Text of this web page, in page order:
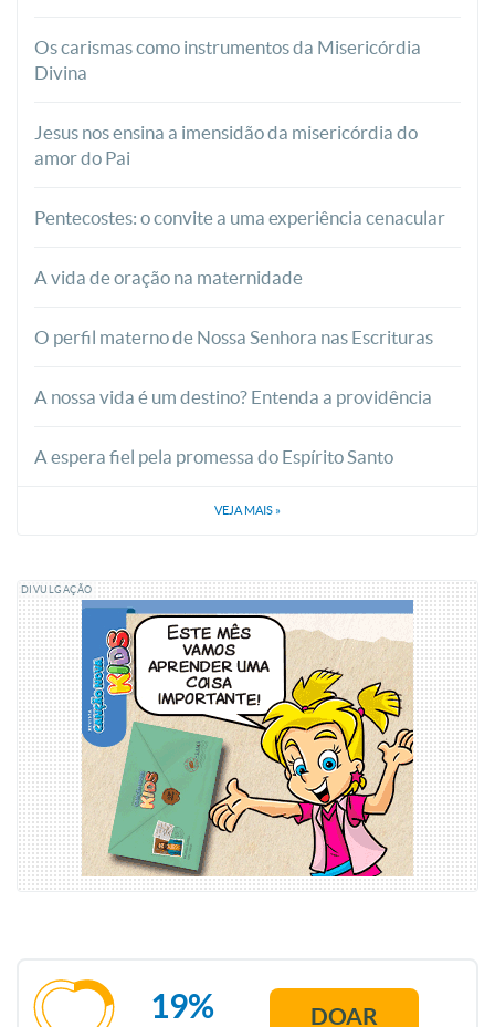
Os carismas como instrumentos da Misericórdia
Divina
Jesus nos ensina a imensidão da misericórdia do
amor do Pai
Pentecostes: o convite a uma experiência cenacular
A vida de oração na maternidade
O perfil materno de Nossa Senhora nas Escrituras
A nossa vida é um destino? Entenda a providência
A espera fiel pela promessa do Espírito Santo
VEJA MAIS »
DIVULGAÇÃO
19% DOAR